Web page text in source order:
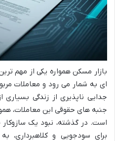
بازار مسکن همواره یکی از مهم
ای به شمار می رود و معاملات
جدایی ناپذیری از زندگی بسیاری
جنبه های حقوقی این معاملات،
است. در گذشته، نبود یک سازوکار
برای سودجویی و کلاهبرداری،